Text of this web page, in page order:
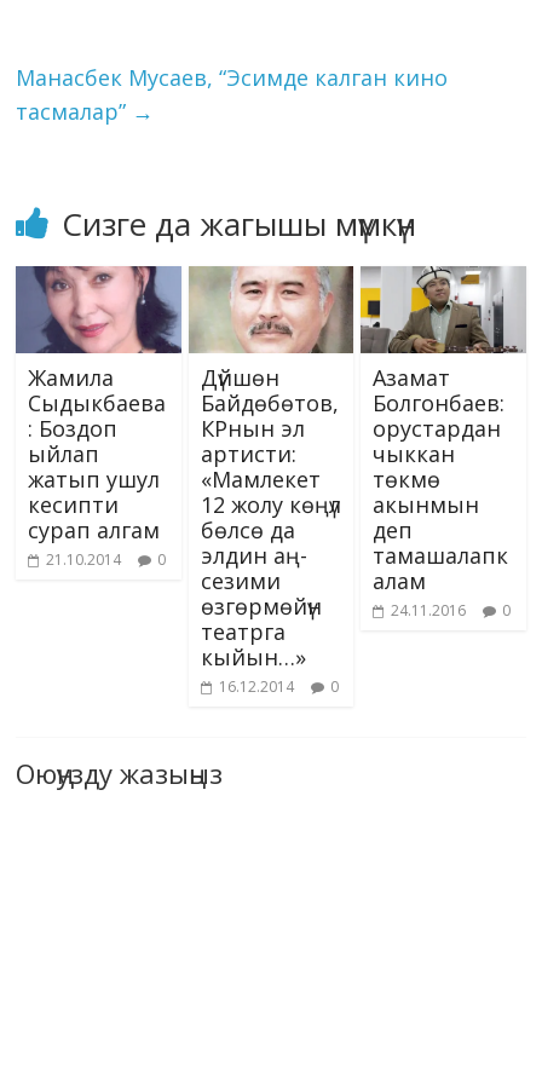
Манасбек Мусаев, “Эсимде калган кино
тасмалар” →
Сизге да жагышы мүмкүн
Жамила
Сыдыкбаева
: Боздоп
ыйлап
жатып ушул
кесипти
сурап алгам
21.10.2014 0
Дүйшөн
Байдөбөтов,
КРнын эл
артисти:
«Мамлекет
12 жолу көңүл
бөлсө да
элдин аң-
сезими
өзгөрмөйүн
театрга
кыйын…»
16.12.2014 0
Азамат
Болгонбаев:
орустардан
чыккан
төкмө
акынмын
деп
тамашалапк
алам
24.11.2016 0
Оюңузду жазыңыз